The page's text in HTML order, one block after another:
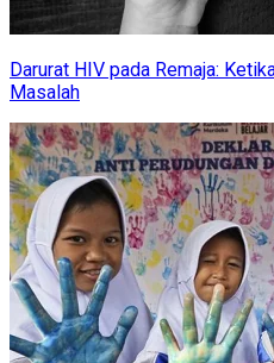
Darurat HIV pada Remaja:
Masalah